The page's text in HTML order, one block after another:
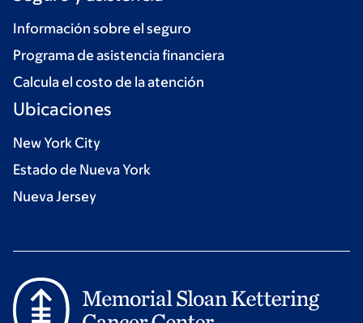
Información sobre el seguro
Programa de asistencia financiera
Calcula el costo de la atención
Ubicaciones
New York City
Estado de Nueva York
Nueva Jersey